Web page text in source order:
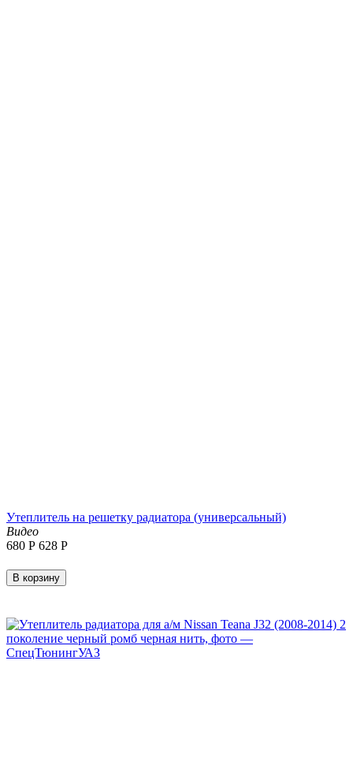
Утеплитель на решетку радиатора (универсальный)
Видео
‍680‍ Р ‍628‍ Р
В корзину